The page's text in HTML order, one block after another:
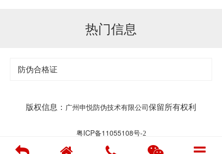
热门信息
防伪合格证
版权信息： 广州申悦防伪技术有限公司保留所有权利
粤ICP备11055108号-2